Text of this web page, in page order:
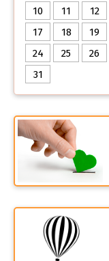
10
11 12
17
18 19
24
25 26
31